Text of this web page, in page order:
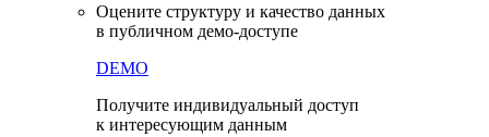
Оцените структуру и качество данных
в публичном демо-доступе
DEMO
Получите индивидуальный доступ
к интересующим данным